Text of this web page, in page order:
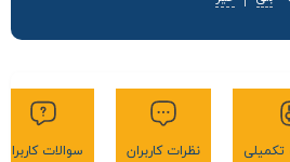
نظرات کاربران سوالات کاربران